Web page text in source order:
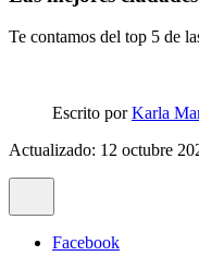
Te contamos del top 5 de
Escrito porKarla
Actualizado: 12 octubre
Facebook